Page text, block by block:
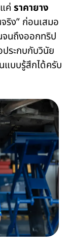
ค่ ราคายาง
ริง” ก่อนเสมอ
จนถึงออกทริป
ระกบกับวินัย
แบบรู้สึกได้ครับ